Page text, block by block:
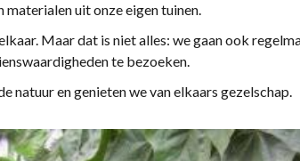
uit onze eigen tuinen.
Maar dat is niet alles: we gaan ook
te bezoeken.
natuur en genieten we van elkaars gezelschap.